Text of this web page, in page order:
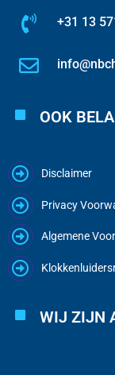
+31 13
OOK
Disclaimer
Privacy
Algemene
WIJ ZIJN